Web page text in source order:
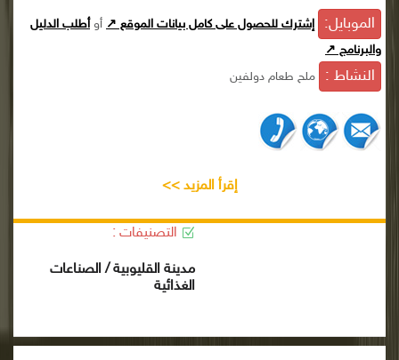
الموبايل: إشترك للحصول على كامل بيانات الموقع ↗ أوأطلب الدليل
والبرنامج ↗
النشاط : ملح طعام دولفين
إقرأ المزيد >>
التصنيفات :
مدينة القليوبية / الصناعات
الغذائية